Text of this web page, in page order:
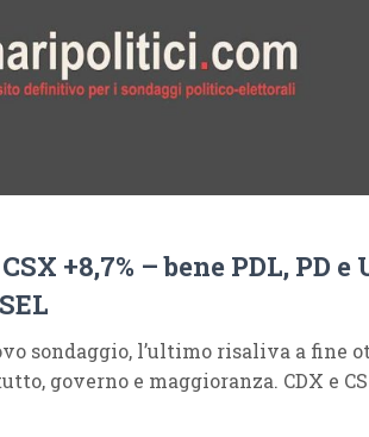
+8,7% – bene PDL, PD e
sondaggio, l’ultimo risaliva a fine
governo e maggioranza. CDX e